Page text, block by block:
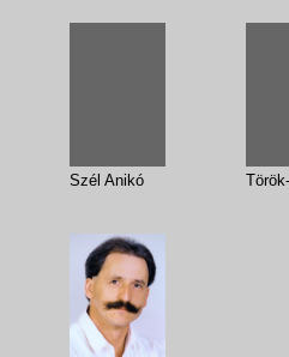
Szél Anikó